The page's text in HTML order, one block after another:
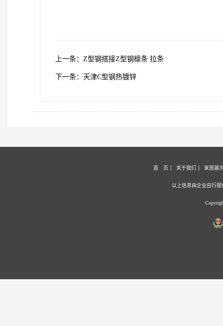
上一条：Z型钢搭接Z型钢檩条 拉条
下一条：天津C型钢热镀锌
首 页 关于我们 家居展
以上信息由企业自行